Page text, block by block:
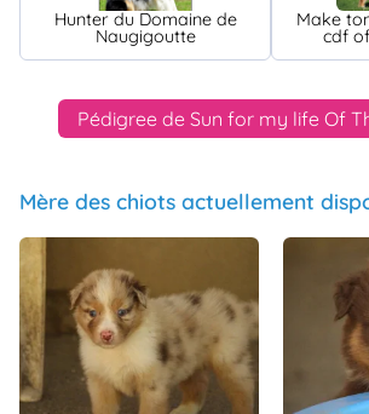
Hunter du Domaine de
Naugigoutte
Make
cdf
Pédigree de Sun for my life Of
Mère des chiots actuellement